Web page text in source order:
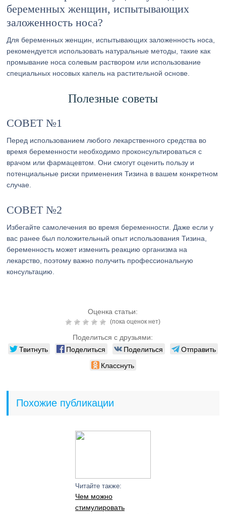
беременных женщин, испытывающих
заложенность носа?
Для беременных женщин, испытывающих заложенность носа,
рекомендуется использовать натуральные методы, такие как
промывание носа солевым раствором или использование
специальных носовых капель на растительной основе.
Полезные советы
СОВЕТ №1
Перед использованием любого лекарственного средства во
время беременности необходимо проконсультироваться с
врачом или фармацевтом. Они смогут оценить пользу и
потенциальные риски применения Тизина в вашем конкретном
случае.
СОВЕТ №2
Избегайте самолечения во время беременности. Даже если у
вас ранее был положительный опыт использования Тизина,
беременность может изменить реакцию организма на
лекарство, поэтому важно получить профессиональную
консультацию.
Оценка статьи:
(пока оценок нет)
Поделиться с друзьями:
Твитнуть Поделиться Поделиться
Отправить
Класснуть
Похожие публикации
Читайте также:
Чем можно
стимулировать